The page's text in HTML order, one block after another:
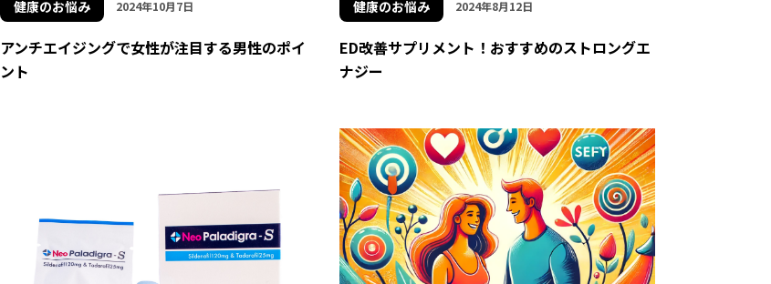
健康のお悩み 2024年10月7日
アンチエイジングで女性が注目する男性のポイ
ント
健康のお悩み 2024年8月12日
ED改善サプリメント！おすすめのストロングエ
ナジー